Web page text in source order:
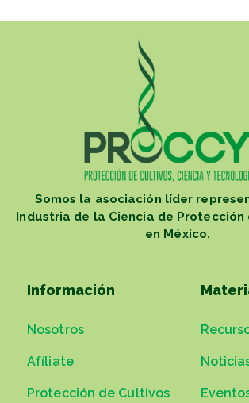
Somos la asociación líder
Industria de la Ciencia de Protección
en México.
Información
Nosotros
Afíliate
Protección de Cultivos